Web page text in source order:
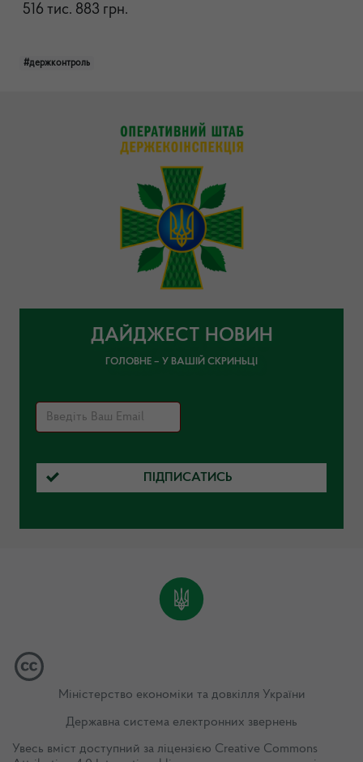
516 тис. 883 грн.
#держконтроль
ДАЙДЖЕСТ НОВИН
ГОЛОВНЕ – У ВАШІЙ СКРИНЬЦІ
ПІДПИСАТИСЬ
Міністерство економіки та довкілля України
Державна система електронних звернень
Увесь вміст доступний за ліцензією Creative Commons